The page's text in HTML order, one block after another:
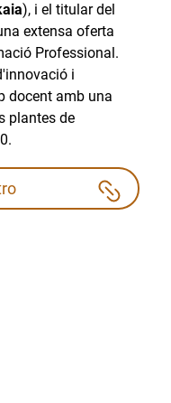
), i el titular del
extensa oferta
Professional.
i
docent amb una
plantes de